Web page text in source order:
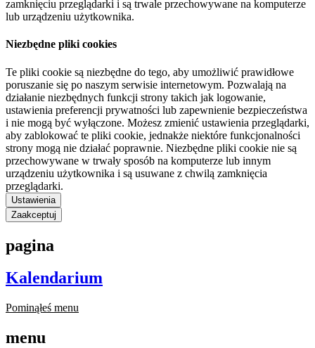
zamknięciu przeglądarki i są trwale przechowywane na komputerze
lub urządzeniu użytkownika.
Niezbędne pliki cookies
Te pliki cookie są niezbędne do tego, aby umożliwić prawidłowe
poruszanie się po naszym serwisie internetowym. Pozwalają na
działanie niezbędnych funkcji strony takich jak logowanie,
ustawienia preferencji prywatności lub zapewnienie bezpieczeństwa
i nie mogą być wyłączone. Możesz zmienić ustawienia przeglądarki,
aby zablokować te pliki cookie, jednakże niektóre funkcjonalności
strony mogą nie działać poprawnie. Niezbędne pliki cookie nie są
przechowywane w trwały sposób na komputerze lub innym
urządzeniu użytkownika i są usuwane z chwilą zamknięcia
przeglądarki.
Ustawienia
Zaakceptuj
pagina
Kalendarium
Pominąłeś menu
menu